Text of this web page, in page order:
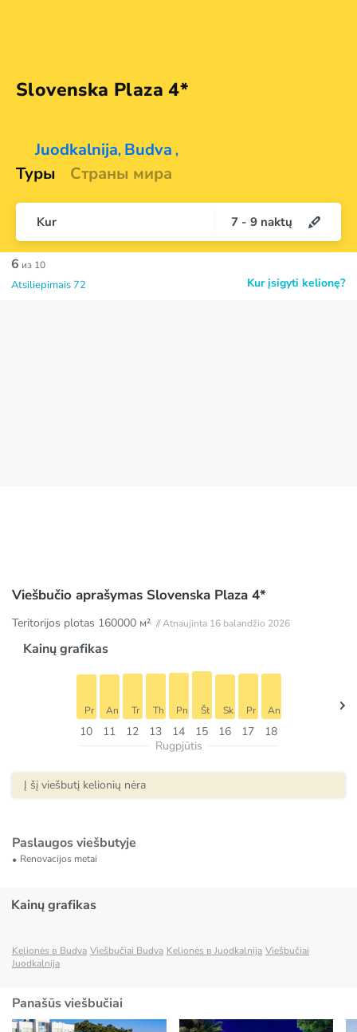
Slovenska Plaza 4*
Juodkalnija, Budva ,
Туры Страны мира
Kur 7 - 9 naktų
Kur įsigyti kelionę?
6 из 10
Atsiliepimais 72
Viešbučio aprašymas Slovenska Plaza 4*
Teritorijos plotas 160000 м² // Atnaujinta 16 balandžio 2026
Kainų grafikas
10
Pr
11
An
12
Tr
13
Th
14
Pn
15
Št
16
Sk
17
Pr
18
An
Rugpjūtis
Į šį viešbutį kelionių nėra
Paslaugos viešbutyje
Renovacijos metai
Kainų grafikas
Kelionės в Budva Viešbučiai Budva Kelionės в Juodkalnija Viešbučiai
Juodkalnija
Panašūs viešbučiai